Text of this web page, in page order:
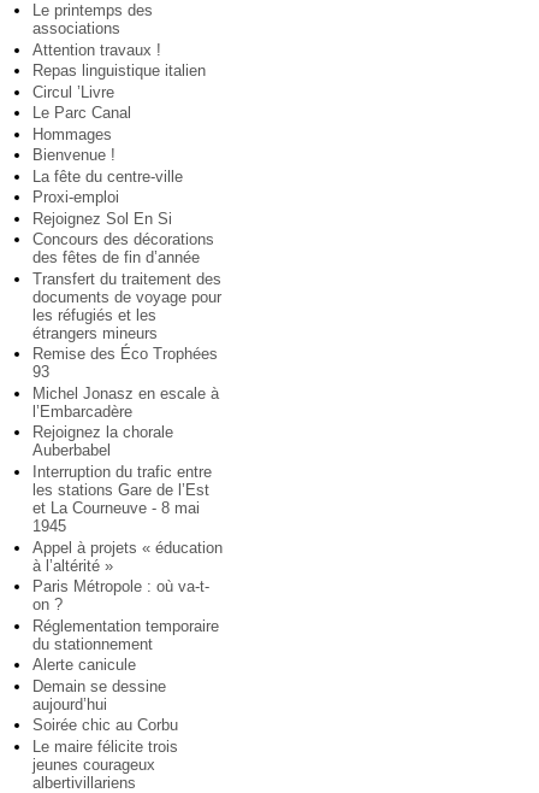
Le printemps des
associations
Attention travaux !
Repas linguistique italien
Circul ’Livre
Le Parc Canal
Hommages
Bienvenue !
La fête du centre-ville
Proxi-emploi
Rejoignez Sol En Si
Concours des décorations
des fêtes de fin d’année
Transfert du traitement des
documents de voyage pour
les réfugiés et les
étrangers mineurs
Remise des Éco Trophées
93
Michel Jonasz en escale à
l’Embarcadère
Rejoignez la chorale
Auberbabel
Interruption du trafic entre
les stations Gare de l’Est
et La Courneuve - 8 mai
1945
Appel à projets « éducation
à l’altérité »
Paris Métropole : où va-t-
on ?
Réglementation temporaire
du stationnement
Alerte canicule
Demain se dessine
aujourd’hui
Soirée chic au Corbu
Le maire félicite trois
jeunes courageux
albertivillariens